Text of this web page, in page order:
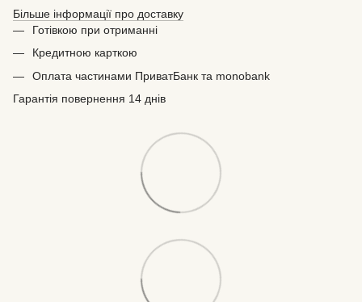
Більше інформації про доставку
Готівкою при отриманні
Кредитною карткою
Оплата частинами ПриватБанк та monobank
Гарантія повернення 14 днів